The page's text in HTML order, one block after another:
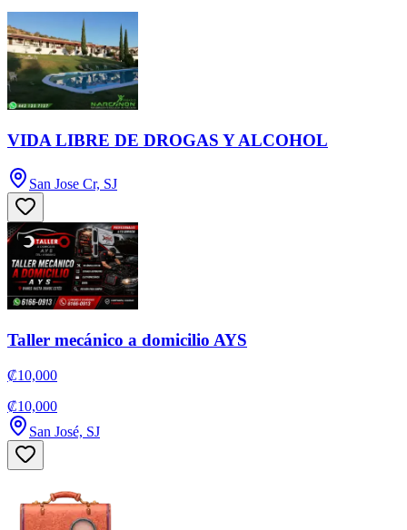
VIDA LIBRE DE DROGAS Y ALCOHOL
San Jose Cr, SJ
Taller mecánico a domicilio AYS
₡10,000
₡10,000
San José, SJ